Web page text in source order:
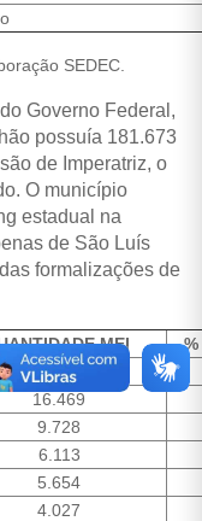
SEDEC.
Governo Federal,
possuía 181.673
de Imperatriz, o
O município
estadual na
de São Luís
formalizações de
MEI
61.853
16.469
9.728
6.113
5.654
4.027